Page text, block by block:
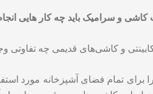
و سرامیک باید چه کار هایی
و کاشی‌های قدیمی چه تفاوتی
تمام فضای آشپزخانه مورد